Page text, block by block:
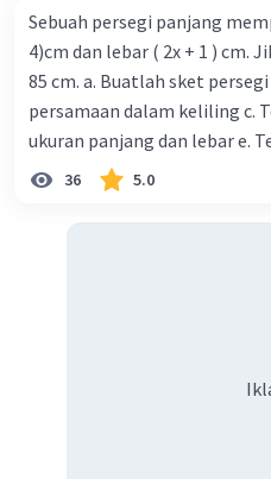
Sebuah persegi panjang
4)cm dan lebar ( 2x + 1 ) cm.
85 cm. a. Buatlah sket
persamaan dalam keliling c.
ukuran panjang dan lebar e.
36 5.0